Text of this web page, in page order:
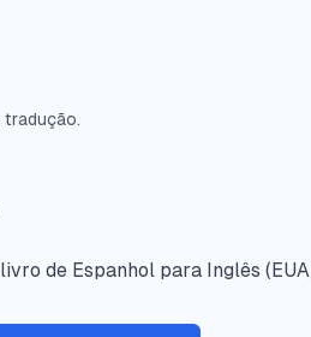
de Espanhol para Inglês